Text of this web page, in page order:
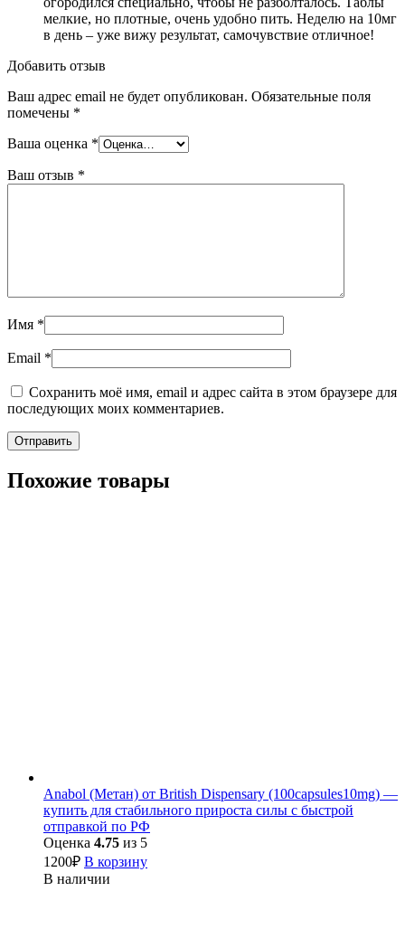
мелкие, но плотные, очень удобно пить. Неделю на 10мг
в день – уже вижу результат, самочувствие отличное!
Добавить отзыв
Ваш адрес email не будет опубликован. Обязательные поля
помечены *
Ваша оценка *
Ваш отзыв *
Имя *
Email *
Сохранить моё имя, email и адрес сайта в этом браузере для
последующих моих комментариев.
Похожие товары
Anabol (Метан) от British Dispensary (100capsules10mg) —
купить для стабильного прироста силы с быстрой
отправкой по РФ
Оценка 4.75 из 5
1200₽ В корзину
В наличии